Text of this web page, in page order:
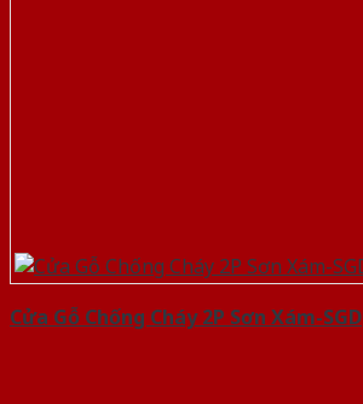
Cửa Gỗ Chống Cháy 2P Sơn Xám-SGD